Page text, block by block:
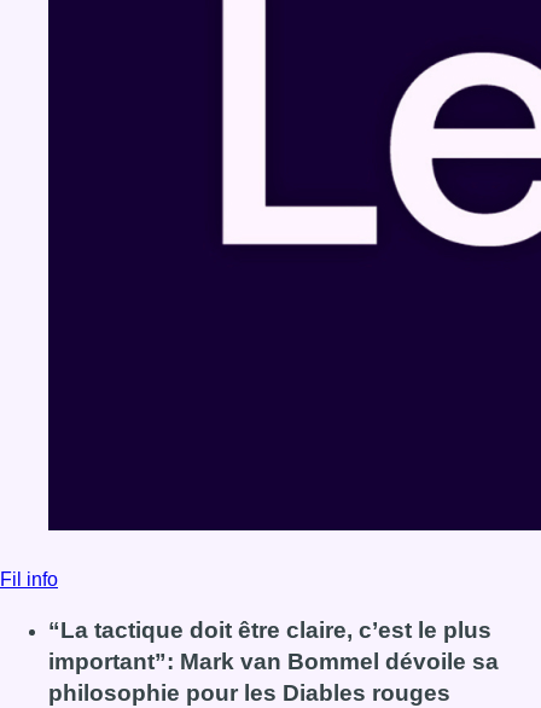
Fil info
“La tactique doit être claire, c’est le plus
important”: Mark van Bommel dévoile sa
philosophie pour les Diables rouges